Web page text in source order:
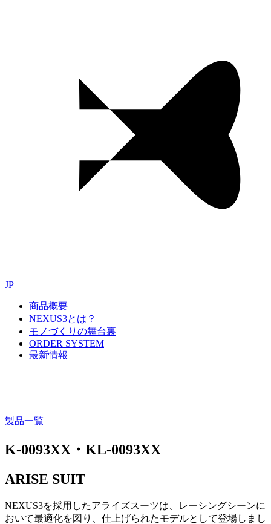
JP
商品概要
NEXUS3とは？
モノづくりの舞台裏
ORDER SYSTEM
最新情報
製品一覧
K-0093XX・KL-0093XX
ARISE SUIT
NEXUS3を採用したアライズスーツは、レーシングシーンに
おいて最適化を図り、仕上げられたモデルとして登場しまし